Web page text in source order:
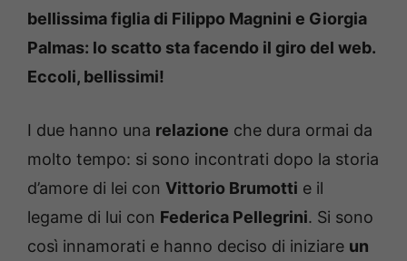
bellissima figlia di Filippo Magnini e Giorgia
Palmas: lo scatto sta facendo il giro del web.
Eccoli, bellissimi!
I due hanno una relazione che dura ormai da
molto tempo: si sono incontrati dopo la storia
d’amore di lei con Vittorio Brumotti e il
legame di lui con Federica Pellegrini. Si sono
così innamorati e hanno deciso di iniziare un